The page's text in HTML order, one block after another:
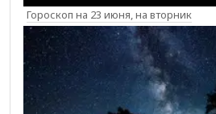
Гороскоп на 23 июня, на вторник